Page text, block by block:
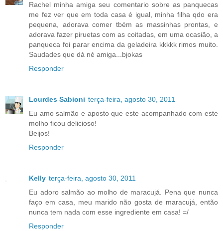
Rachel minha amiga seu comentario sobre as panquecas
me fez ver que em toda casa é igual, minha filha qdo era
pequena, adorava comer tbém as massinhas prontas, e
adorava fazer piruetas com as coitadas, em uma ocasião, a
panqueca foi parar encima da geladeira kkkkk rimos muito.
Saudades que dá né amiga...bjokas
Responder
Lourdes Sabioni terça-feira, agosto 30, 2011
Eu amo salmão e aposto que este acompanhado com este
molho ficou delicioso!
Beijos!
Responder
Kelly terça-feira, agosto 30, 2011
Eu adoro salmão ao molho de maracujá. Pena que nunca
faço em casa, meu marido não gosta de maracujá, então
nunca tem nada com esse ingrediente em casa! =/
Responder